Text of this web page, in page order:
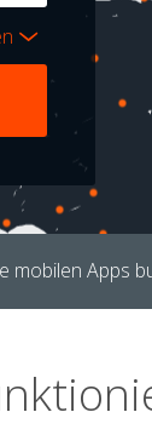
mobilen Apps